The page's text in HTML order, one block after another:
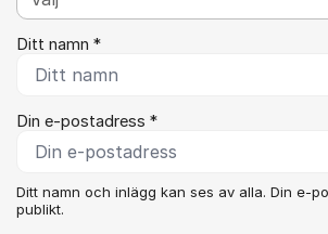
Ditt namn *
Din e-postadress *
Ditt namn och inlägg kan ses av alla. Din e-
publikt.